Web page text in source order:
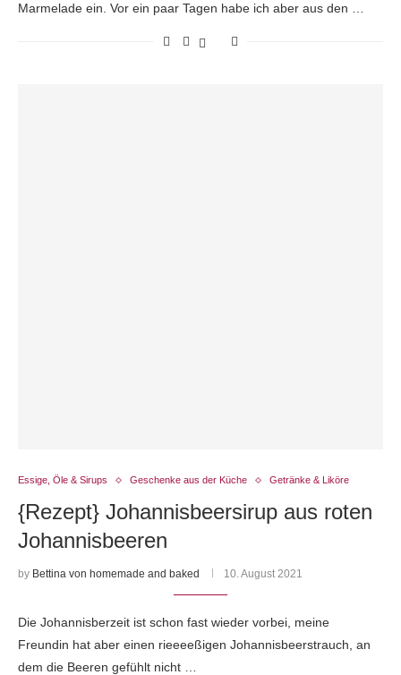
Marmelade ein. Vor ein paar Tagen habe ich aber aus den …
Essige, Öle & Sirups Geschenke aus der Küche Getränke & Liköre
{Rezept} Johannisbeersirup aus roten
Johannisbeeren
by Bettina von homemade and baked 10. August 2021
Die Johannisberzeit ist schon fast wieder vorbei, meine
Freundin hat aber einen rieeeeßigen Johannisbeerstrauch, an
dem die Beeren gefühlt nicht …